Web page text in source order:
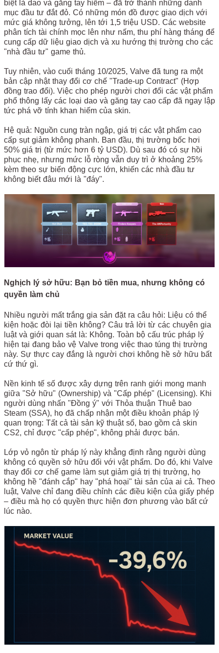
biệt là dao và găng tay hiếm – đã trở thành những danh
mục đầu tư đắt đỏ. Có những món đồ được giao dịch với
mức giá không tưởng, lên tới 1,5 triệu USD. Các website
phân tích tài chính mọc lên như nấm, thu phí hàng tháng để
cung cấp dữ liệu giao dịch và xu hướng thị trường cho các
"nhà đầu tư" game thủ.
Tuy nhiên, vào cuối tháng 10/2025, Valve đã tung ra một
bản cập nhật thay đổi cơ chế "Trade-up Contract" (Hợp
đồng trao đổi). Việc cho phép người chơi đổi các vật phẩm
phổ thông lấy các loại dao và găng tay cao cấp đã ngay lập
tức phá vỡ tính khan hiếm của skin.
Hệ quả: Nguồn cung tràn ngập, giá trị các vật phẩm cao
cấp sụt giảm không phanh. Ban đầu, thị trường bốc hơi
50% giá trị (từ mức hơn 6 tỷ USD). Dù sau đó có sự hồi
phục nhẹ, nhưng mức lỗ ròng vẫn duy trì ở khoảng 25%
kèm theo sự biến động cực lớn, khiến các nhà đầu tư
không biết đâu mới là "đáy".
Nghịch lý sở hữu: Bạn bỏ tiền mua, nhưng không có
quyền làm chủ
Nhiều người mất trắng gia sản đặt ra câu hỏi: Liệu có thể
kiện hoặc đòi lại tiền không? Câu trả lời từ các chuyên gia
luật và giới quan sát là: Không. Toàn bộ cấu trúc pháp lý
hiện tại đang bảo vệ Valve trong việc thao túng thị trường
này. Sự thực cay đắng là người chơi không hề sở hữu bất
cứ thứ gì.
Nền kinh tế số được xây dựng trên ranh giới mong manh
giữa "Sở hữu" (Ownership) và "Cấp phép" (Licensing). Khi
người dùng nhấn "Đồng ý" với Thỏa thuận Thuê bao
Steam (SSA), họ đã chấp nhận một điều khoản pháp lý
quan trọng: Tất cả tài sản kỹ thuật số, bao gồm cả skin
CS2, chỉ được "cấp phép", không phải được bán.
Lớp vỏ ngôn từ pháp lý này khẳng định rằng người dùng
không có quyền sở hữu đối với vật phẩm. Do đó, khi Valve
thay đổi cơ chế game làm sụt giảm giá trị thị trường, họ
không hề "đánh cắp" hay "phá hoại" tài sản của ai cả. Theo
luật, Valve chỉ đang điều chỉnh các điều kiện của giấy phép
– điều mà họ có quyền thực hiện đơn phương vào bất cứ
lúc nào.